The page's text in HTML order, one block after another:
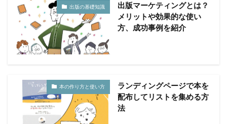
出版の基礎知識
出版マーケティングとは？
メリットや効果的な使い
方、成功事例を紹介
本の作り方と使い方
ランディングページで本を
配布してリストを集める方
法